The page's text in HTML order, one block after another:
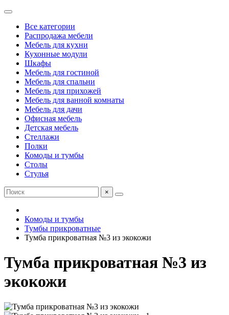
Все категории
Распродажа мебели
Мебель для кухни
Кухонные модули
Шкафы
Мебель для гостиной
Мебель для спальни
Мебель для прихожей
Мебель для ванной комнаты
Мебель для дачи
Офисная мебель
Детская мебель
Стеллажи
Полки
Комоды и тумбы
Столы
Стулья
×
Комоды и тумбы
Тумбы прикроватные
Тумба прикроватная №3 из экокожи
Тумба прикроватная №3 из
экокожи